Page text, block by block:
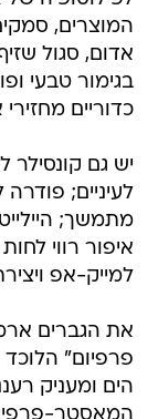
המוצרים,
אדום, סגול
בגימור טבעי
כדוריים
יש גם
לעיניים; פודרה
מתמשך;
איפור רווי
למייק-אפ
את הגברים
פרפיום" הלוכד
הים ומעניק
המאסטר-